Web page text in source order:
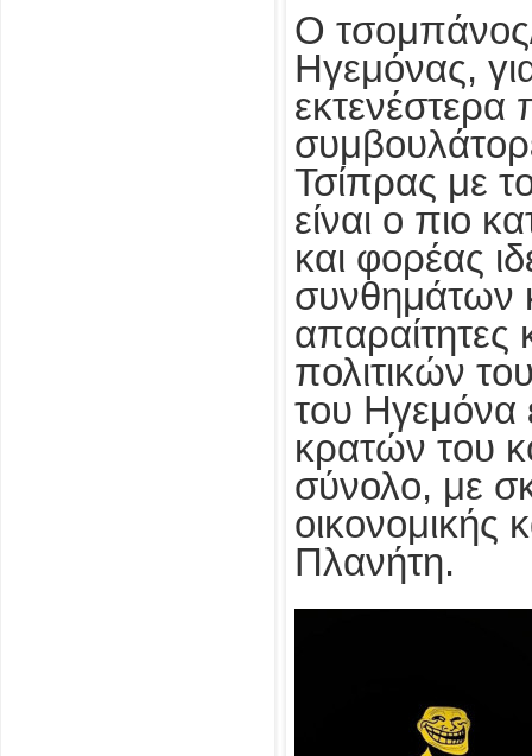
Ο τσομπάνος/
Ηγεμόνας,
εκτενέστερα
Τσίπρας με
είναι ο πιο
και φορέας
συνθημάτων
απαραίτητες
πολιτικών
του Ηγεμόνα
κρατών του
σύνολο, με
οικονομικής
Πλανήτη.